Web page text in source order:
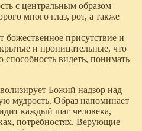
с центральным образом
много глаз, рот, а также
божественное присутствие и
и проницательные, что
способность видеть, понимать
Божий надзор над
мудрость. Образ напоминает
каждый шаг человека,
потребностях. Верующие